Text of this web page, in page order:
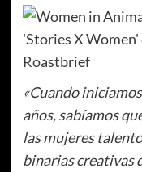
«Cuando iniciamos
años, sabíamos
las mujeres
binarias creativas